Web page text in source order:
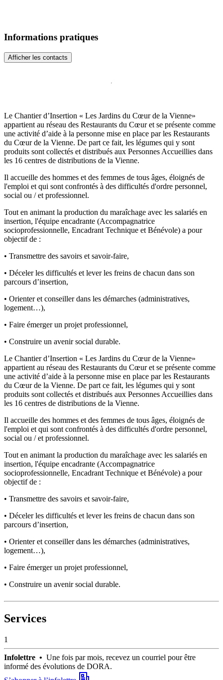
Le Chantier d’Insertion « Les Jardins du Cœur de la Vienne»
appartient au réseau des Restaurants du Cœur et se présente comme
une activité d’aide à la personne mise en place par les Restaurants
du Cœur de la Vienne. De part ce fait, les légumes qui y sont
produits sont collectés et distribués aux Personnes Accueillies dans
les 16 centres de distributions de la Vienne.
Il accueille des hommes et des femmes de tous âges, éloignés de
l'emploi et qui sont confrontés à des difficultés d'ordre personnel,
social ou / et professionnel.
Tout en animant la production du maraîchage avec les salariés en
insertion, l'équipe encadrante (Accompagnatrice
socioprofessionnelle, Encadrant Technique et Bénévole) a pour
objectif de :
• Transmettre des savoirs et savoir-faire,
• Déceler les difficultés et lever les freins de chacun dans son
parcours d’insertion,
• Orienter et conseiller dans les démarches (administratives,
logement…),
• Faire émerger un projet professionnel,
• Construire un avenir social durable.
Le Chantier d’Insertion « Les Jardins du Cœur de la Vienne»
appartient au réseau des Restaurants du Cœur et se présente comme
une activité d’aide à la personne mise en place par les Restaurants
du Cœur de la Vienne. De part ce fait, les légumes qui y sont
produits sont collectés et distribués aux Personnes Accueillies dans
les 16 centres de distributions de la Vienne.
Il accueille des hommes et des femmes de tous âges, éloignés de
l'emploi et qui sont confrontés à des difficultés d'ordre personnel,
social ou / et professionnel.
Tout en animant la production du maraîchage avec les salariés en
insertion, l'équipe encadrante (Accompagnatrice
socioprofessionnelle, Encadrant Technique et Bénévole) a pour
objectif de :
• Transmettre des savoirs et savoir-faire,
• Déceler les difficultés et lever les freins de chacun dans son
parcours d’insertion,
• Orienter et conseiller dans les démarches (administratives,
logement…),
• Faire émerger un projet professionnel,
• Construire un avenir social durable.
Informations pratiques
Afficher les contacts
Services
1
Infolettre • Une fois par mois, recevez un courriel pour être
informé des évolutions de DORA.